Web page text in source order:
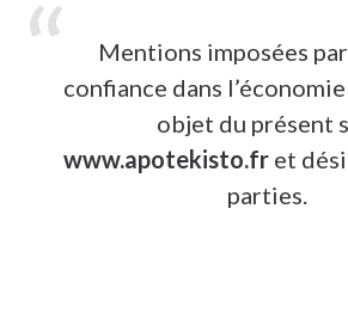
Mentions imposées
confiance dans
objet du présent
www.apotekisto.fret
parties.